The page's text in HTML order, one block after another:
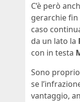
C’è però
gerarchie
caso
da un lato la
con in testa
Sono
se
vantaggio,